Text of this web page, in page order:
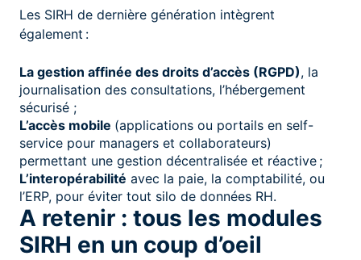
Les SIRH de dernière génération intègrent
également :
La gestion affinée des droits d’accès (RGPD), la
journalisation des consultations, l’hébergement
sécurisé ;
L’accès mobile (applications ou portails en self-
service pour managers et collaborateurs)
permettant une gestion décentralisée et réactive ;
L’interopérabilité avec la paie, la comptabilité, ou
l’ERP, pour éviter tout silo de données RH.
A retenir : tous les modules
SIRH en un coup d’oeil